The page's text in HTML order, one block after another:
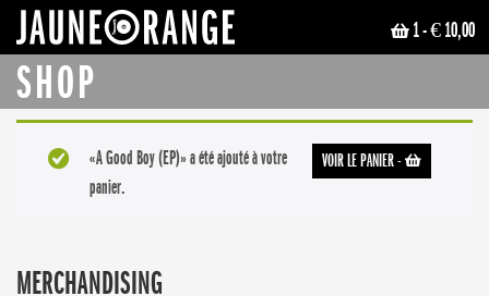
1- € 10,00
SHOP
VOIR LE PANIER-
«A Good Boy (EP)» a été ajouté à votre
panier.
MERCHANDISING